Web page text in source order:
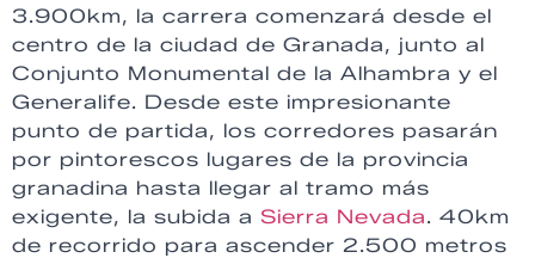
3.900km, la carrera comenzará desde el
centro de la ciudad de Granada, junto al
Conjunto Monumental de la Alhambra y el
Generalife. Desde este impresionante
punto de partida, los corredores pasarán
por pintorescos lugares de la provincia
granadina hasta llegar al tramo más
exigente, la subida a Sierra Nevada. 40km
de recorrido para ascender 2.500 metros